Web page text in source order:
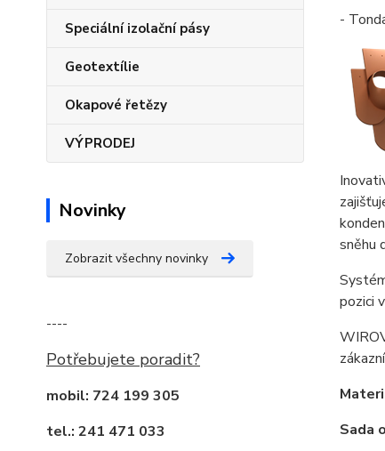
Speciální izolační pásy
Geotextílie
Okapové řetězy
VÝPRODEJ
Novinky
Zobrazit všechny novinky
----
Potřebujete poradit?
mobil: 724 199 305
tel.: 241 471 033
-
sněhu
pozici
Sada